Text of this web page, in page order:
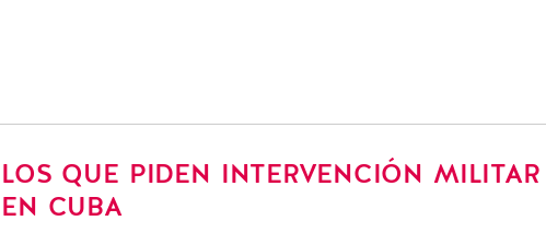
LOS QUE PIDEN INTERVENCIÓN MILITAR
EN CUBA